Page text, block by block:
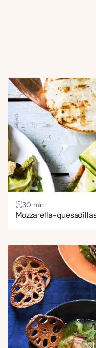
30 min
Mozzarella-